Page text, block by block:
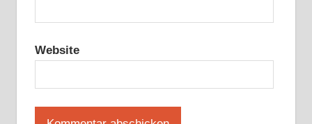
Website